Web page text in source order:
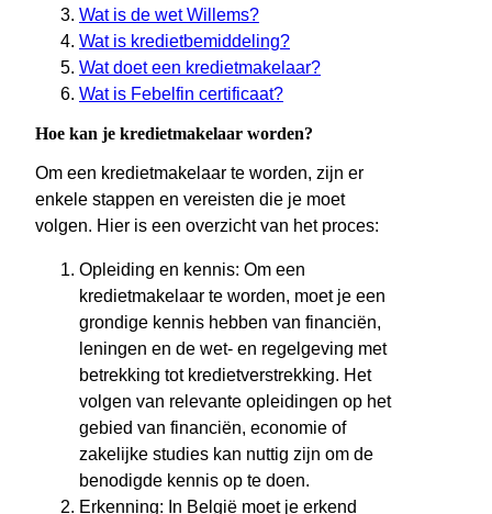
Wat is de wet Willems?
Wat is kredietbemiddeling?
Wat doet een kredietmakelaar?
Wat is Febelfin certificaat?
Hoe kan je kredietmakelaar worden?
Om een kredietmakelaar te worden, zijn er
enkele stappen en vereisten die je moet
volgen. Hier is een overzicht van het proces:
Opleiding en kennis: Om een
kredietmakelaar te worden, moet je een
grondige kennis hebben van financiën,
leningen en de wet- en regelgeving met
betrekking tot kredietverstrekking. Het
volgen van relevante opleidingen op het
gebied van financiën, economie of
zakelijke studies kan nuttig zijn om de
benodigde kennis op te doen.
Erkenning: In België moet je erkend